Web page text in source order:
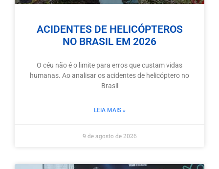
ACIDENTES DE HELICÓPTEROS
NO BRASIL EM 2026
O céu não é o limite para erros que custam vidas
humanas. Ao analisar os acidentes de helicóptero no
Brasil
LEIA MAIS »
9 de agosto de 2026